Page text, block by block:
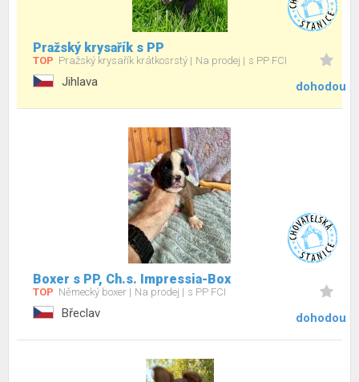
Pražský krysařík s PP
TOP Pražský krysařík krátkosrstý Na prodej s PP FCI
Jihlava dohodou
Boxer s PP, Ch.s. Impressia-Box
TOP Německý boxer Na prodej s PP FCI
Břeclav dohodou